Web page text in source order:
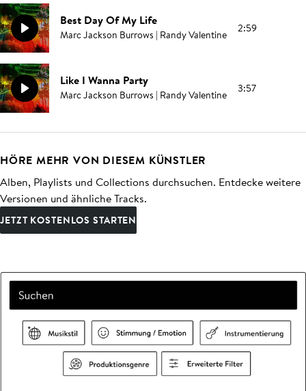
Best Day Of My Life
Marc Jackson Burrows | Randy Valentine 2:59
Like I Wanna Party
Marc Jackson Burrows | Randy Valentine 3:57
HÖRE MEHR VON DIESEM KÜNSTLER
Alben, Playlists und Collections durchsuchen. Entdecke weitere
Versionen und ähnliche Tracks.
JETZT KOSTENLOS STARTEN